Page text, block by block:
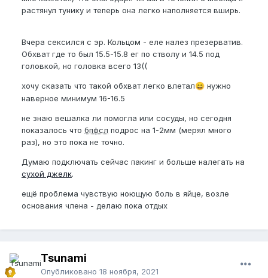
растянул тунику и теперь она легко наполняется вширь.
Вчера сексился с эр. Кольцом - еле налез презерватив.
Обхват где то был 15.5-15.8 ег по стволу и 14.5 под
головкой, но головка всего 13((
хочу сказать что такой обхват легко влетал😄 нужно
наверное минимум 16-16.5
не знаю вешалка ли помогла или сосуды, но сегодня
показалось что бпфсл подрос на 1-2мм (мерял много
раз), но это пока не точно.
Думаю подключать сейчас пакинг и больше налегать на
сухой джелк.
ещё проблема чувствую ноющую боль в яйце, возле
основания члена - делаю пока отдых
Tsunami
Опубликовано 18 ноября, 2021